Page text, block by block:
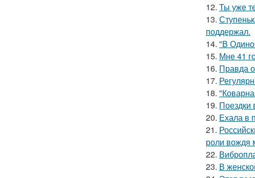
12. Ты уже
13.
поддержал.
14. "В
15. Мне 41
16. Правда
17.
18.
19. Поездки
20. Ехала в
21.
роли вождя
22.
23. В